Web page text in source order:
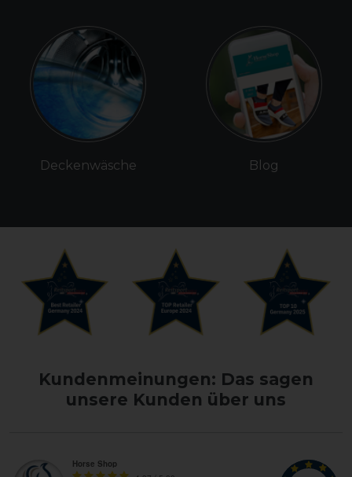
Deckenwäsche Blog
Kundenmeinungen: Das sagen
unsere Kunden über uns